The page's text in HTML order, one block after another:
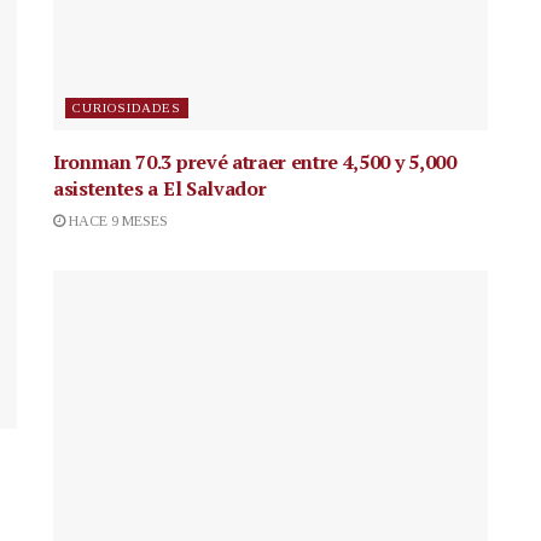
CURIOSIDADES
Ironman 70.3 prevé atraer entre 4,500 y 5,000
asistentes a El Salvador
HACE 9 MESES